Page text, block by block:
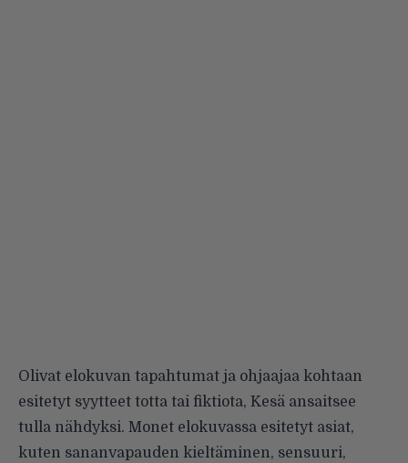
Olivat elokuvan tapahtumat ja ohjaajaa kohtaan
esitetyt syytteet totta tai fiktiota, Kesä ansaitsee
tulla nähdyksi. Monet elokuvassa esitetyt asiat,
kuten sananvapauden kieltäminen, sensuuri,